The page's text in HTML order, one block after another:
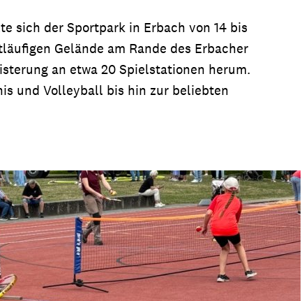
sich der Sportpark in Erbach von 14 bis
Gelände am Rande des Erbacher
an etwa 20 Spielstationen herum.
und Volleyball bis hin zur beliebten